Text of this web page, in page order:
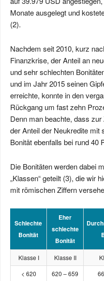
Monate ausgelegt und
(2).
Nachdem seit 2010, kurz
Finanzkrise, der Anteil an
und sehr schlechten
und im Jahr 2015 seinen
erreichte, konnte in den
Rückgang um fast zehn
Denn man beachte, dass
der Anteil der Neukredite
Bonität ebenfalls bei rund 40
Die Bonitäten werden dabei
„Klassen“ geteilt (3), die wir
mit römischen Ziffern
Schlechte
Bonität
Eher
schlechte
Bonität
Klasse I Klasse II
< 620
620 – 659